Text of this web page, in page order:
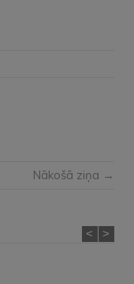
Nākošā ziņa →
< >